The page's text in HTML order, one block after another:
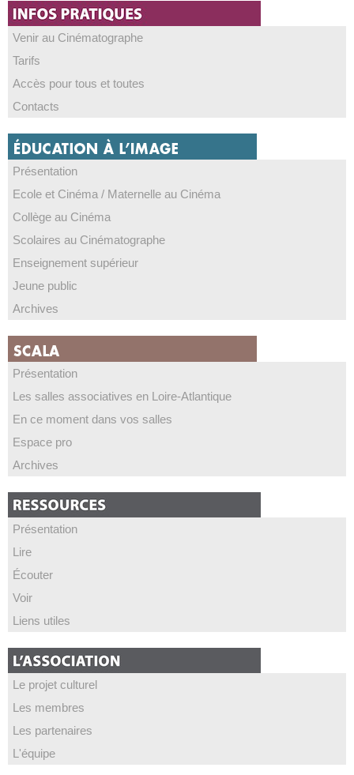
Venir au Cinématographe
Tarifs
Accès pour tous et toutes
Contacts
Présentation
Ecole et Cinéma / Maternelle au Cinéma
Collège au Cinéma
Scolaires au Cinématographe
Enseignement supérieur
Jeune public
Archives
Présentation
Les salles associatives en Loire-Atlantique
En ce moment dans vos salles
Espace pro
Archives
Présentation
Lire
Écouter
Voir
Liens utiles
Le projet culturel
Les membres
Les partenaires
L'équipe